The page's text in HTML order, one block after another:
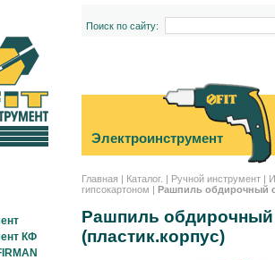
Поиск по сайту:
Электроинструмент
Главная | Каталог. | Ручной инструмент |
гипсокартоном | Рашпиль обдирочный
Рашпиль
(пластик.корпус)
КФ